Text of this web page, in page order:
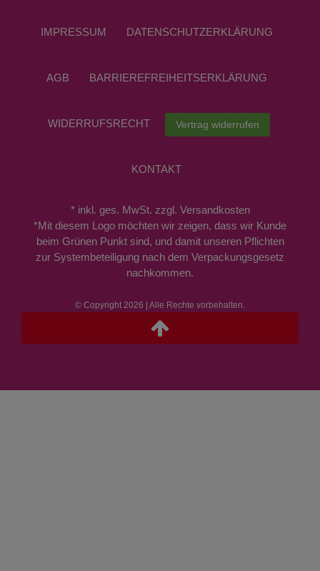
IMPRESSUM DATEN­SCHUTZ­ERKLÄRUNG
AGB BARRIEREFREIHEITSERKLÄRUNG
WIDERRUFS­RECHT Vertrag widerrufen
KONTAKT
* inkl. ges. MwSt. zzgl. Versandkosten
*Mit diesem Logo möchten wir zeigen, dass wir Kunde
beim Grünen Punkt sind, und damit unseren Pflichten
zur Systembeteiligung nach dem Verpackungsgesetz
nachkommen.
© Copyright 2026 | Alle Rechte vorbehalten.